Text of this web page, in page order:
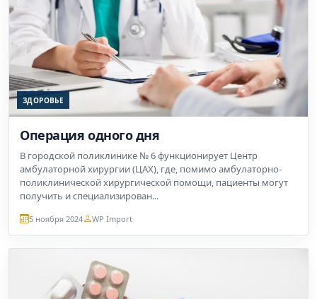
ЗДОРОВЬЕ
Операция одного дня
В городской поликлинике № 6 функционирует Центр
амбулаторной хирургии (ЦАХ), где, помимо амбулаторно-
поликлинической хирургической помощи, пациенты могут
получить и специализирован...
5 ноября 2024 WP Import